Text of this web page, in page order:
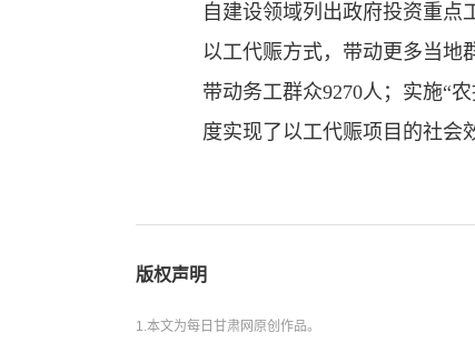
自建设领域列出政府投资重
以工代赈方式，带动更多当地
带动务工群众9270人；实施“
度实现了以工代赈项目的社会
版权声明
1.本文为每日甘肃网原创作品。